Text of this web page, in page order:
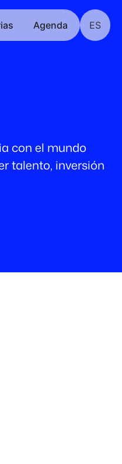
Agenda ES
con el mundo
talento, inversión